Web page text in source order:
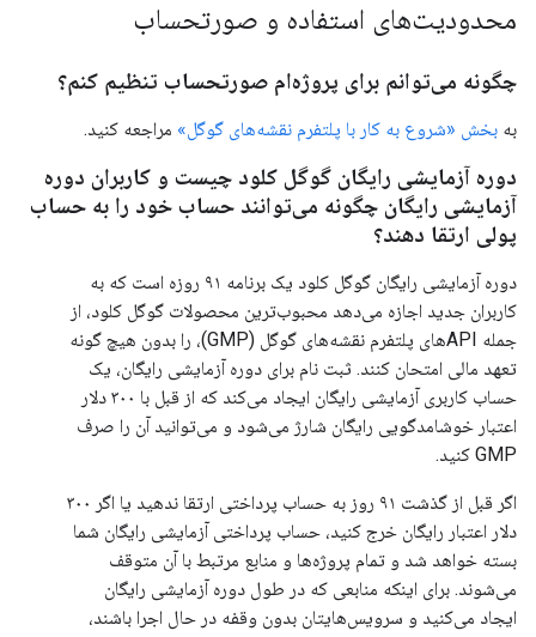
محدودیت‌های استفاده و صورتحساب
چگونه می‌توانم برای پروژه‌ام صورتحساب تنظیم کنم؟
به بخش «شروع به کار با پلتفرم نقشه‌های گوگل» مراجعه کنید.
دوره آزمایشی رایگان گوگل کلود چیست و کاربران دوره
آزمایشی رایگان چگونه می‌توانند حساب خود را به حساب
پولی ارتقا دهند؟
دوره آزمایشی رایگان گوگل کلود یک برنامه ۹۱ روزه است که به
کاربران جدید اجازه می‌دهد محبوب‌ترین محصولات گوگل کلود، از
جمله APIهای پلتفرم نقشه‌های گوگل (GMP)، را بدون هیچ گونه
تعهد مالی امتحان کنند. ثبت نام برای دوره آزمایشی رایگان، یک
حساب کاربری آزمایشی رایگان ایجاد می‌کند که از قبل با ۳۰۰ دلار
اعتبار خوشامدگویی رایگان شارژ می‌شود و می‌توانید آن را صرف
GMP کنید.
اگر قبل از گذشت ۹۱ روز به حساب پرداختی ارتقا ندهید یا اگر ۳۰۰
دلار اعتبار رایگان خرج کنید، حساب پرداختی آزمایشی رایگان شما
بسته خواهد شد و تمام پروژه‌ها و منابع مرتبط با آن متوقف
می‌شوند. برای اینکه منابعی که در طول دوره آزمایشی رایگان
ایجاد می‌کنید و سرویس‌هایتان بدون وقفه در حال اجرا باشند،